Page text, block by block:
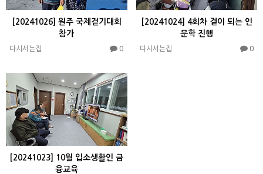
[20241026] 원주 국제걷기대회
참가
다시서는집 0
[20241024] 4회차 곁이 되는 인
문학 진행
다시서는집 0
[20241023] 10월 입소생활인 금
융교육